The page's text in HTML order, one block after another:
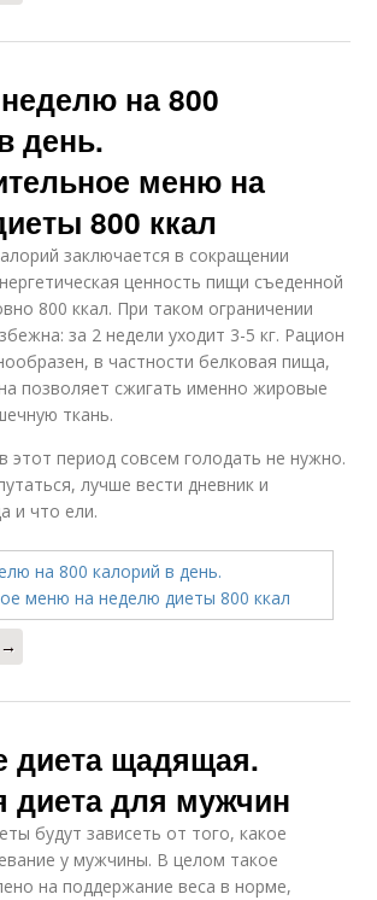
на 800
день.
меню на
800 ккал
заключается в сокращении
ценность пищи съеденной
800 ккал. При таком ограничении
за 2 недели уходит 3-5 кг. Рацион
в частности белковая пища,
позволяет сжигать именно жировые
ткань.
этот период совсем голодать не нужно.
лучше вести дневник и
и что ели.
→
диета щадящая.
для мужчин
будут зависеть от того, какое
у мужчины. В целом такое
на поддержание веса в норме,